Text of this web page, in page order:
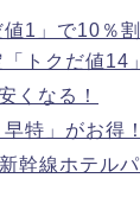
1」で10％割
トクだ値14」
くなる！
早特」がお得！
幹線ホテルパ